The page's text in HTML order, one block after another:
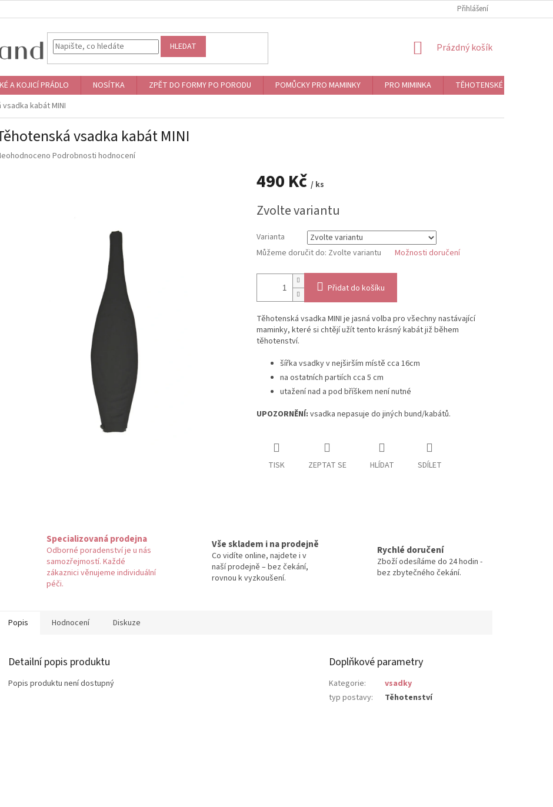
Přihlášení
HLEDAT
NÁKUPNÍ
Prázdný košík
A KOJICÍ PRÁDLO NOSÍTKA ZPĚT DO FORMY PO PORODU POMŮCKY PRO MAMINKY PRO MIMINKA
TĚHOTENSKÉ ROLNIČKY,
kabát MINI
vsadka kabát MINI
Podrobnosti hodnocení
490 Kč / ks
cena:
Zvolte variantu
Varianta
Můžeme doručit do: Zvolte variantu Možnosti doručení
Přidat do košíku
Těhotenská vsadka MINI je jasná volba pro všechny nastávající
maminky, které si chtějí užít tento krásný kabát již během
těhotenství.
šířka vsadky v nejširším místě cca 16cm
na ostatních partiích cca 5 cm
utažení nad a pod bříškem není nutné
UPOZORNĚNÍ: vsadka nepasuje do jiných bund/kabátů.
TISK ZEPTAT SE HLÍDAT SDÍLET
Specializovaná prodejna
Odborné poradenství je u nás
samozřejmostí. Každé
zákaznici věnujeme individuální
péči.
Vše skladem i na prodejně
Co vidíte online, najdete i v
naší prodejně – bez čekání,
rovnou k vyzkoušení.
Rychlé doručení
Zboží odesíláme do 24 hodin -
bez zbytečného čekání.
Popis Hodnocení Diskuze
Detailní popis produktu
Popis produktu není dostupný
Doplňkové parametry
Kategorie:
vsadky
typ postavy: Těhotenství